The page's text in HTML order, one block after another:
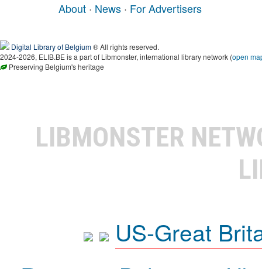
About · News · For Advertisers
Digital Library of Belgium® All rights reserved.
2024-2026, ELIB.BE is a part of Libmonster, international library network (open
Preserving Belgium's heritage
LIBMONSTER
US-Great